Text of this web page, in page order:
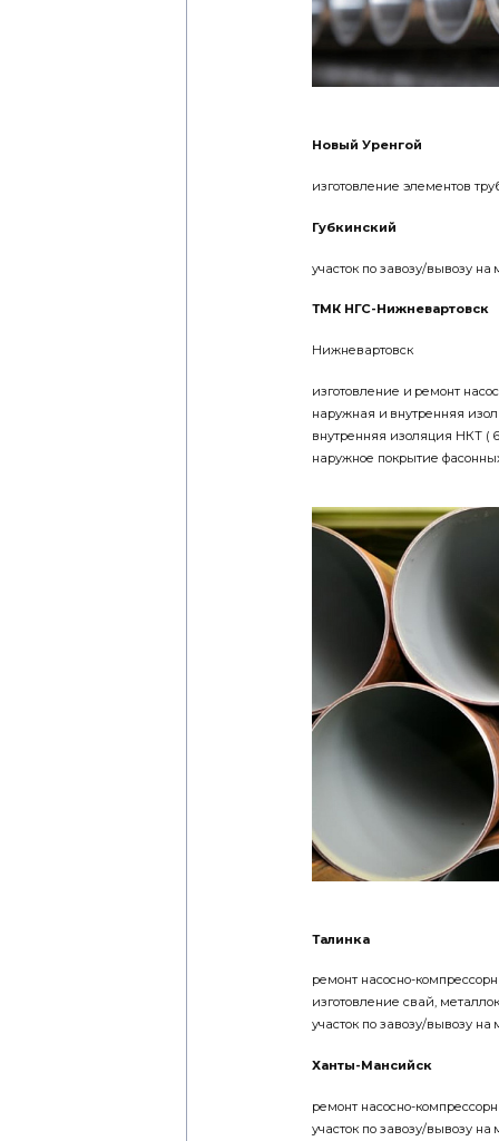
Новый Уренгой
изготовление элементов
Губкинский
участок по завозу/вывозу
ТМК НГС-Нижневартовск
Нижневартовск
изготовление и ремонт
наружная и внутренняя
внутренняя изоляция НКТ (
наружное покрытие
Талинка
ремонт насосно-
изготовление свай,
участок по завозу/вывозу
Ханты-Мансийск
ремонт насосно-
участок по завозу/вывозу